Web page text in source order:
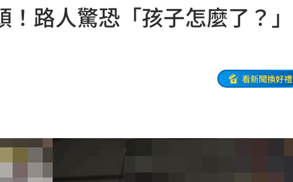
05:10
路人驚恐「孩子怎麼了？」
看新聞換好禮